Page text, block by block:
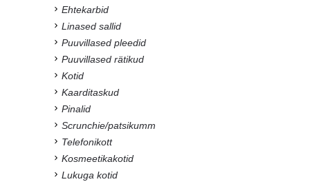
Ehtekarbid
Linased sallid
Puuvillased pleedid
Puuvillased rätikud
Kotid
Kaarditaskud
Pinalid
Scrunchie/patsikumm
Telefonikott
Kosmeetikakotid
Lukuga kotid